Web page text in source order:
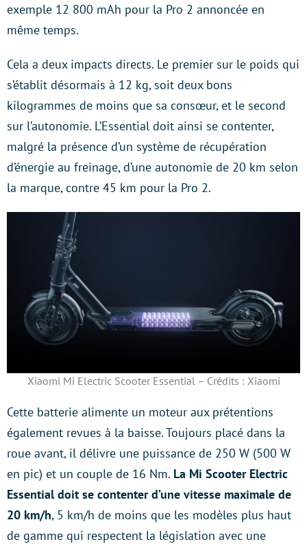
exemple 12 800 mAh pour la Pro 2 annoncée en
même temps.
Cela a deux impacts directs. Le premier sur le poids qui
s’établit désormais à 12 kg, soit deux bons
kilogrammes de moins que sa consœur, et le second
sur l’autonomie. L’Essential doit ainsi se contenter,
malgré la présence d’un système de récupération
d’énergie au freinage, d’une autonomie de 20 km selon
la marque, contre 45 km pour la Pro 2.
Xiaomi Mi Electric Scooter Essential – Crédits : Xiaomi
Cette batterie alimente un moteur aux prétentions
également revues à la baisse. Toujours placé dans la
roue avant, il délivre une puissance de 250 W (500 W
en pic) et un couple de 16 Nm. La Mi Scooter Electric
Essential doit se contenter d’une vitesse maximale de
20 km/h, 5 km/h de moins que les modèles plus haut
de gamme qui respectent la législation avec une